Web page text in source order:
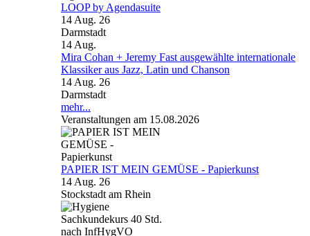
LOOP by Agendasuite
14 Aug. 26
Darmstadt
14 Aug.
Mira Cohan + Jeremy Fast ausgewählte internationale
Klassiker aus Jazz, Latin und Chanson
14 Aug. 26
Darmstadt
mehr...
Veranstaltungen am 15.08.2026
PAPIER IST MEIN GEMÜSE - Papierkunst
14 Aug. 26
Stockstadt am Rhein